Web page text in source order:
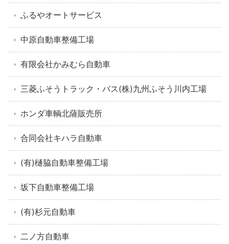
ふるやオートサービス
中原自動車整備工場
有限会社かみむら自動車
三菱ふそうトラック・バス(株)九州ふそう川内工場
ホンダ車輌北薩販売所
合同会社キハラ自動車
(有)樋脇自動車整備工場
坂下自動車整備工場
(有)杉元自動車
二ノ方自動車